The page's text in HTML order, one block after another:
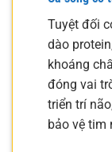
Tuyệt đối
dào
khoáng
đóng vai
triển trí
bảo vệ tim